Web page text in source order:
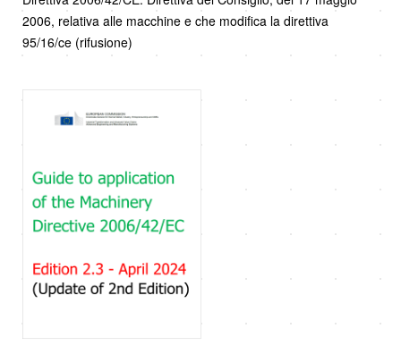
2006, relativa alle macchine e che modifica la direttiva
95/16/ce (rifusione)